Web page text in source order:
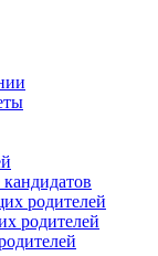
родителей
родителей